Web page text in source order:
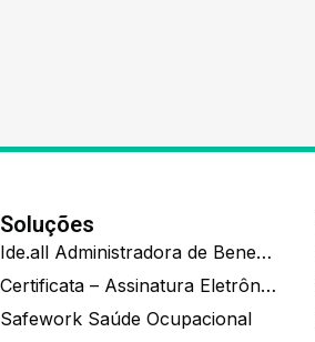
Soluções
Ide.all Administradora de Benefícios
Certificata – Assinatura Eletrônica De Documentos
Safework Saúde Ocupacional